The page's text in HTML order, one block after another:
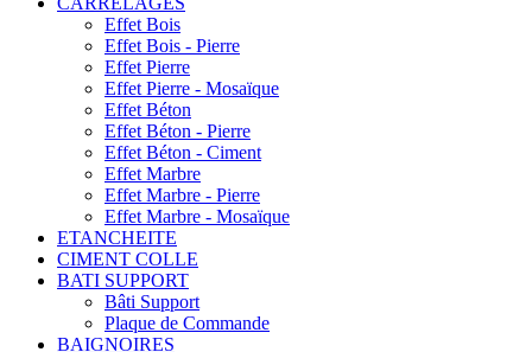
Effet Bois
Effet Bois - Pierre
Effet Pierre
Effet Pierre - Mosaïque
Effet Béton
Effet Béton - Pierre
Effet Béton - Ciment
Effet Marbre
Effet Marbre - Pierre
Effet Marbre - Mosaïque
ETANCHEITE
CIMENT COLLE
BATI SUPPORT
Bâti Support
Plaque de Commande
BAIGNOIRES